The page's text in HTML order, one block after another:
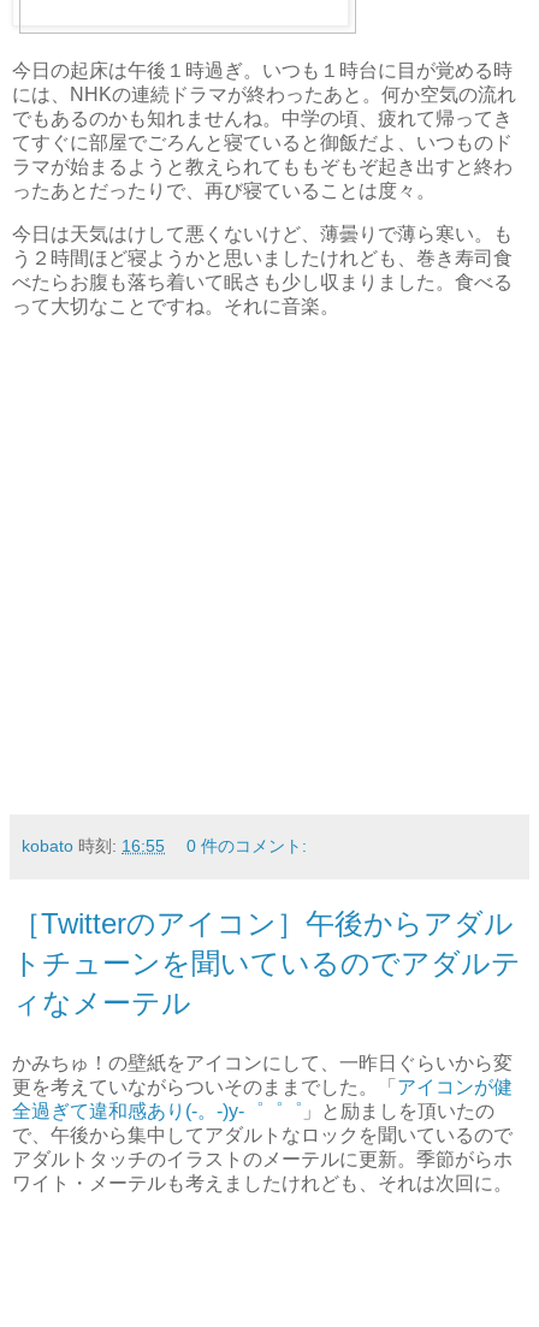
今日の起床は午後１時過ぎ。いつも１時台に目が覚める時
には、NHKの連続ドラマが終わったあと。何か空気の流れ
でもあるのかも知れませんね。中学の頃、疲れて帰ってき
てすぐに部屋でごろんと寝ていると御飯だよ、いつものド
ラマが始まるようと教えられてももぞもぞ起き出すと終わ
ったあとだったりで、再び寝ていることは度々。
今日は天気はけして悪くないけど、薄曇りで薄ら寒い。も
う２時間ほど寝ようかと思いましたけれども、巻き寿司食
べたらお腹も落ち着いて眠さも少し収まりました。食べる
って大切なことですね。それに音楽。
kobato 時刻: 16:55 0 件のコメント:
［Twitterのアイコン］午後からアダル
トチューンを聞いているのでアダルテ
ィなメーテル
かみちゅ！の壁紙をアイコンにして、一昨日ぐらいから変
更を考えていながらついそのままでした。「 アイコンが健
全過ぎて違和感あり(-。-)y-゜゜゜ 」と励ましを頂いたの
で、午後から集中してアダルトなロックを聞いているので
アダルトタッチのイラストのメーテルに更新。季節がらホ
ワイト・メーテルも考えましたけれども、それは次回に。